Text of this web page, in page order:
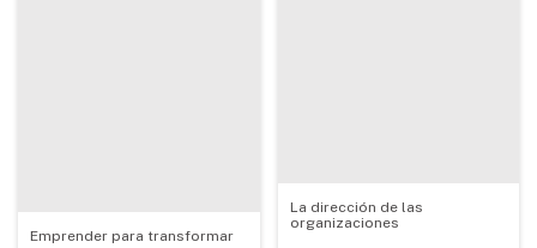
Emprender para transformar
La dirección de las
organizaciones